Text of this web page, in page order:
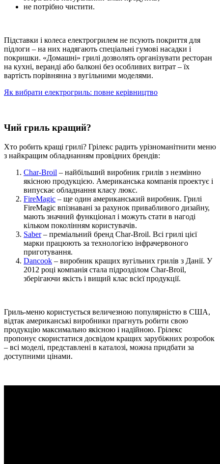
не потрібно чистити.
Підставки і колеса електрогрилем не псують покриття для
підлоги – на них надягають спеціальні гумові насадки і
покришки. «Домашні» грилі дозволять організувати ресторан
на кухні, веранді або балконі без особливих витрат – їх
вартість порівнянна з вугільними моделями.
Як вибрати електрогриль: повне керівництво
Чий гриль кращий?
Хто робить кращі грилі? Грілекс радить урізноманітнити меню
з найкращим обладнанням провідних брендів:
Char-Broil – найбільший виробник грилів з незмінно
якісною продукцією. Американська компанія проектує і
випускає обладнання класу люкс.
FireMagic – ще один американський виробник. Грилі
FireMagic впізнавані за рахунок привабливого дизайну,
мають значний функціонал і можуть стати в нагоді
кільком поколінням користувачів.
Saber– преміальний бренд Char-Broil. Всі грилі цієї
марки працюють за технологією інфрачервоного
приготування.
Dancook – виробник кращих вугільних грилів з Данії. У
2012 році компанія стала підрозділом Char-Broil,
зберігаючи якість і вищий клас всієї продукції.
Гриль-меню користується величезною популярністю в США,
відтак американські виробники прагнуть робити свою
продукцію максимально якісною і надійною. Грілекс
пропонує скористатися досвідом кращих зарубіжних розробок
– всі моделі, представлені в каталозі, можна придбати за
доступними цінами.